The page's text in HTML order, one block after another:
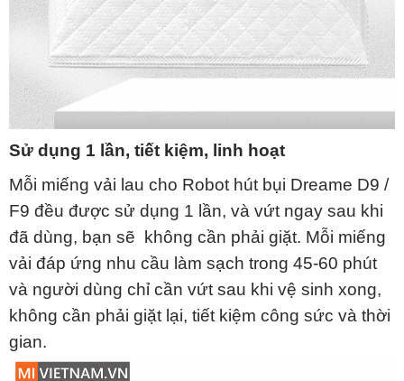
Sử dụng 1 lần, tiết kiệm, linh hoạt
Mỗi miếng vải lau cho Robot hút bụi Dreame D9 /
F9 đều được sử dụng 1 lần, và vứt ngay sau khi
đã dùng, bạn sẽ không cần phải giặt. Mỗi miếng
vải đáp ứng nhu cầu làm sạch trong 45-60 phút
và người dùng chỉ cần vứt sau khi vệ sinh xong,
không cần phải giặt lại, tiết kiệm công sức và thời
gian.